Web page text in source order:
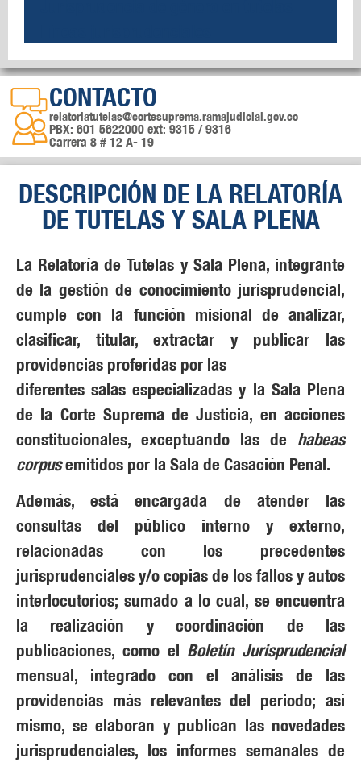
CONTACTO
relatoriatutelas@cortesuprema.ramajudicial.gov.co
PBX: 601 5622000 ext: 9315 / 9316
Carrera 8 # 12 A- 19
DESCRIPCIÓN DE LA RELATORÍA
DE TUTELAS Y SALA PLENA
La Relatoría de Tutelas y Sala Plena, integrante
de la gestión de conocimiento jurisprudencial,
cumple con la función misional de analizar,
clasificar, titular, extractar y publicar las
providencias proferidas por las
diferentes salas especializadas y la Sala Plena
de la Corte Suprema de Justicia, en acciones
constitucionales, exceptuando las de habeas
corpusemitidos por la Sala de Casación Penal.
Además, está encargada de atender las
consultas del público interno y externo,
relacionadas con los precedentes
jurisprudenciales y/o copias de los fallos y autos
interlocutorios; sumado a lo cual, se encuentra
la realización y coordinación de las
publicaciones, como el Boletín Jurisprudencial
mensual, integrado con el análisis de las
providencias más relevantes del periodo; así
mismo, se elaboran y publican las novedades
jurisprudenciales, los informes semanales de